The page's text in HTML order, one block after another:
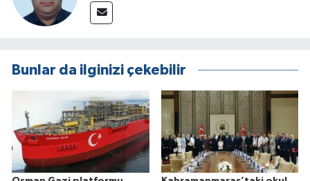
Bunlar da ilginizi çekebilir